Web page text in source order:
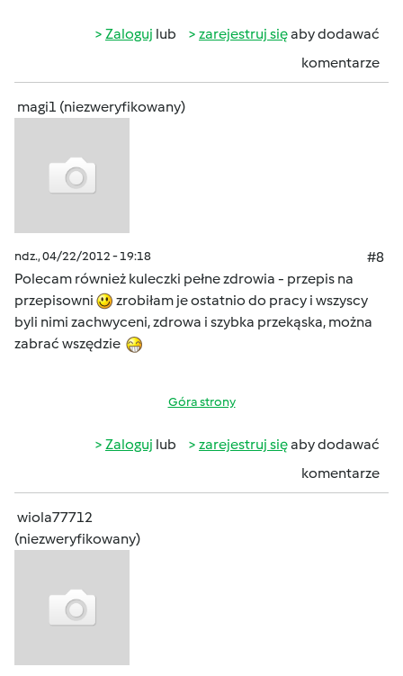
Zaloguj lub zarejestruj sięaby dodawać
komentarze
magi1 (niezweryfikowany)
ndz., 04/22/2012 - 19:18
#8
Polecam również kuleczki pełne zdrowia - przepis na
przepisowni
zrobiłam je ostatnio do pracy i wszyscy
byli nimi zachwyceni, zdrowa i szybka przekąska, można
zabrać wszędzie
Góra strony
Zaloguj lub zarejestruj sięaby dodawać
komentarze
wiola77712
(niezweryfikowany)